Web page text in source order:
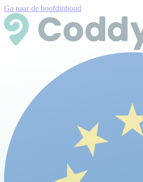
Ga naar de hoofdinhoud